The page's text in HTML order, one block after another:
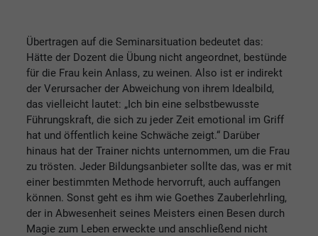
Übertragen auf die Seminarsituation bedeutet das:
Hätte der Dozent die Übung nicht angeordnet, bestünde
für die Frau kein Anlass, zu weinen. Also ist er indirekt
der Verursacher der Abweichung von ihrem Idealbild,
das vielleicht lautet: „Ich bin eine selbstbewusste
Führungskraft, die sich zu jeder Zeit emotional im Griff
hat und öffentlich keine Schwäche zeigt.“ Darüber
hinaus hat der Trainer nichts unternommen, um die Frau
zu trösten. Jeder Bildungsanbieter sollte das, was er mit
einer bestimmten Methode hervorruft, auch auffangen
können. Sonst geht es ihm wie Goethes Zauberlehrling,
der in Abwesenheit seines Meisters einen Besen durch
Magie zum Leben erweckte und anschließend nicht